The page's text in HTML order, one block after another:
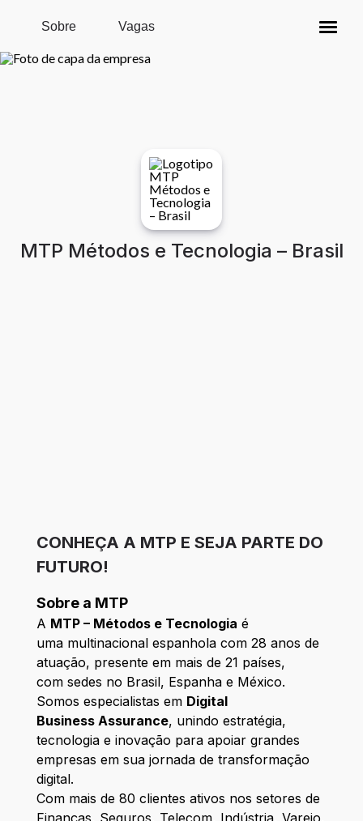
Pular para o conteúdo principal
Sobre Vagas
MTP Métodos e Tecnologia – Brasil
CONHEÇA A MTP E SEJA PARTE DO
FUTURO!
Sobre a MTP
A MTP – Métodos e Tecnologia é
uma multinacional espanhola com 28 anos de
atuação, presente em mais de 21 países,
com sedes no Brasil, Espanha e México.
Somos especialistas em Digital
Business Assurance, unindo estratégia,
tecnologia e inovação para apoiar grandes
empresas em sua jornada de transformação
digital.
Com mais de 80 clientes ativos nos setores de
Finanças, Seguros, Telecom, Indústria, Varejo,